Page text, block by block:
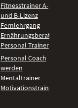
Fitnesstrainer A-
und B-Lizenz
Fernlehrgang
Ernährungsberater
Personal Trainer
Personal Coach
werden
Mentaltrainer
Motivationstrainer